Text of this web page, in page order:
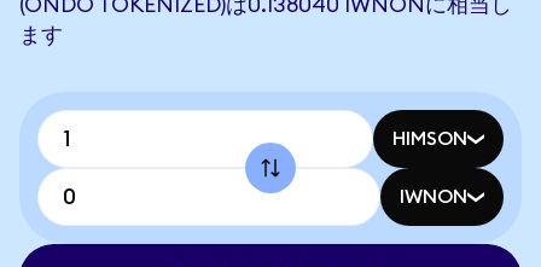
(ONDO TOKENIZED)は0.138040 IWNONに相当し
ます
HIMSON
IWNON